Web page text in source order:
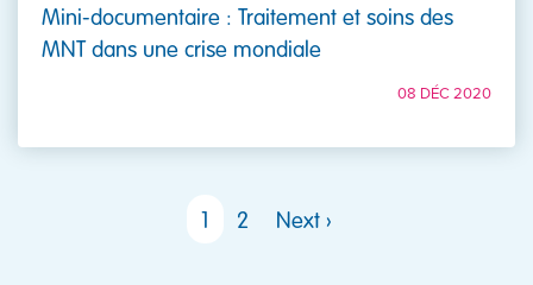
Mini-documentaire : Traitement et soins des
MNT dans une crise mondiale
08 DÉC 2020
1 2 Next ›